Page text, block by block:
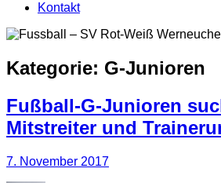
Kontakt
Kategorie: G-Junioren
Fußball-G-Junioren
Mitstreiter und
7. November 2017